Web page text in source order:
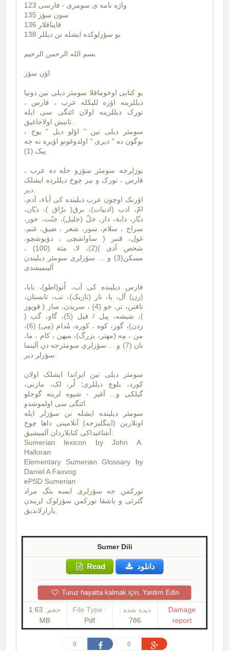
واژه نامه ی سومری - فارسی 123
سون سؤز 135
قايناقلار 136
بو سؤزلوکده ایشله نن دیللر 138
بسم الله الرحمن الرحيم
اؤن سؤز
بو کتابی اوخوماقلا سومئر دیلی نین دونیا
دیللرینه اؤزه للیکله عرب ، فارس ،
تورک دیللرینه اولان ائتگی سی ایله
سومئر دیلی نین " اؤلو دیل " یوخ ،
بوگون ده " دیری " اولدوغونو اؤیره نه جه
ییک.(1)
یوزلرجه سومئر سؤزو حله ده عرب ،
فارس ، تورک و بیر چوخ دیللرده ایشلک
اؤرنک اوچون عرب دیلینده کی آباء، آدم،
امّ، ادب (ادبیات)، برق( برّاق )، دیّان،
دیّار، دابة، دار، جلّ (جلیل)، جنّت، حور،
سراج ، سلام، سور، شعر ، ضیق، غنم،
غول، قنبر ( ساواشچی ، دؤیوشچو،
شخص آدی )(2)، لا، مئة (100) ،
مسکن(3) و ... سؤزلری سومئر دیلیندن
آلینمیشدی
فارس دیلینده کی آب، اُتو(اطو)، بابا،
(زن) آل، پا، تار (تاریک)، تب، تابستان،
تافتن، تر، جو (4) ، سریدن، ساز ( قوپوز
)، شیشه، پیل / فیل (5)، گاو، گپ (
زدن)، گور، کوه ، کوره، مُدام (مِی) (6)،
من ، مِه (مهتر، بزرگ)، میهن ، کام ، ما،
نان (7) و ... سؤزلری سومئرجه دن آلینما
سومئر دیلی نین ایراندا ایشلک اولان
کورد، بلوچ دیللری؛ لُر، لک، مازنی،
گیلکی و... آغیز - شیوه لرینه گوجلو
سومئر دیلینده ایشله نن سؤزلر ایله
اونلارین (اینگلیزجه) آنلامینی داها چوخ
آشاغیداکی کتابلاردان آلمیشیق:
Sumerian lexicon by John A.
Halloran
Elementary Sumerian Glossary by
Daniel A Faxvog
ePSD Sumerian
تورکمن جه سؤزلری ایسه بئگ مراد
گئرئی و باشقا تورکمن سؤزلوک لریندن
Sumer Dili
Read دانلود
Turuz hayatta kalmak için, Yardım Edin
حجم: 1.63
MB
File Type :
Pdf
دیده شده :
786
Damage
report
0 0